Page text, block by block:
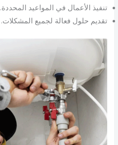
تنفيذ الأعمال في المواعيد المحددة.
تقديم حلول فعالة لجميع المشكلات.